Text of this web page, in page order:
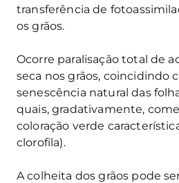
transferência de
os grãos.
Ocorre paralisação total de
seca nos grãos, coincidindo
senescência natural das
quais, gradativamente,
coloração verde
clorofila).
A colheita dos grãos pode